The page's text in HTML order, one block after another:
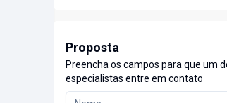
Proposta
Preencha os campos para que um
especialistas entre em contato